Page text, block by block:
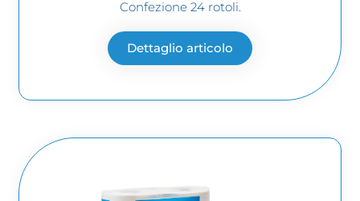
Confezione 24 rotoli.
Dettaglio articolo